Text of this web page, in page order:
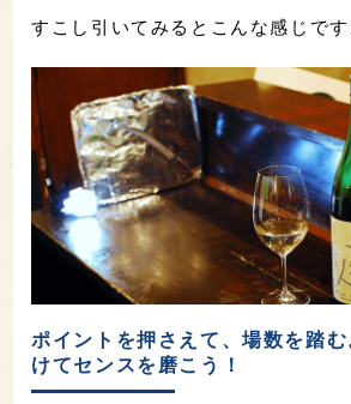
すこし引いてみるとこんな感じです
ポイントを押さえて、場数を踏
けてセンスを磨こう！